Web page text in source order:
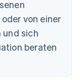
von einer
und sich
beraten